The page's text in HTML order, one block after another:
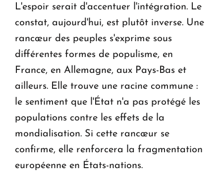
L'espoir serait d'accentuer l'intégration. Le
constat, aujourd'hui, est plutôt inverse. Une
rancœur des peuples s'exprime sous
différentes formes de populisme, en
France, en Allemagne, aux Pays-Bas et
ailleurs. Elle trouve une racine commune :
le sentiment que l'État n'a pas protégé les
populations contre les effets de la
mondialisation. Si cette rancœur se
confirme, elle renforcera la fragmentation
européenne en États-nations.